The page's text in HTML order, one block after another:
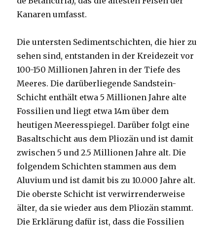
Kanaren umfasst.
Die untersten Sedimentschichten, die hier zu
sehen sind, entstanden in der Kreidezeit vor
100-150 Millionen Jahren in der Tiefe des
Meeres. Die darüberliegende Sandstein-
Schicht enthält etwa 5 Millionen Jahre alte
Fossilien und liegt etwa 14m über dem
heutigen Meeresspiegel. Darüber folgt eine
Basaltschicht aus dem Pliozän und ist damit
zwischen 5 und 2.5 Millionen Jahre alt. Die
folgendem Schichten stammen aus dem
Aluvium und ist damit bis zu 10.000 Jahre alt.
Die oberste Schicht ist verwirrenderweise
älter, da sie wieder aus dem Pliozän stammt.
Die Erklärung dafür ist, dass die Fossilien